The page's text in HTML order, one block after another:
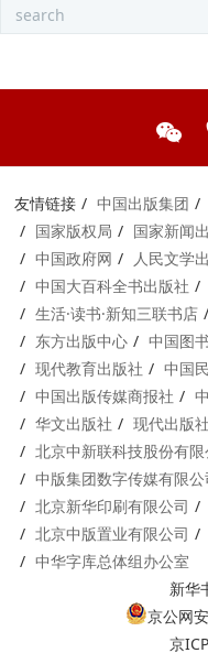
友情链接 中国出版集团
国家版权局
国家新闻
中国政府网
人民文学
中国大百科全书出版社
生活·读书·新知三联书店
东方出版中心
中国图
现代教育出版社
中国
中国出版传媒商报社
华文出版社
现代出版社
北京中新联科技股份有限
中版集团数字传媒有限公
北京新华印刷有限公司
北京中版置业有限公司
中华字库总体组办公室
新华
京公网
京